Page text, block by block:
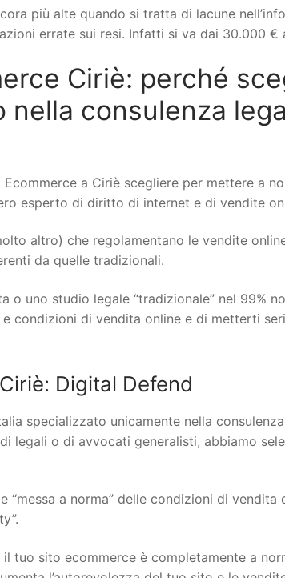
più alte quando si tratta di lacune
errate sui resi. Infatti si va dai 30.000 €
Ciriè: perché
consulenza
a Ciriè scegliere per mettere a
esperto di diritto di internet e di vendite
altro) che regolamentano le vendite
da quelle tradizionali.
o uno studio legale “tradizionale” nel 99%
condizioni di vendita online e di metterti
Digital Defend
specializzato unicamente nella
legali o di avvocati generalisti, abbiamo
“messa a norma” delle condizioni di
tuo sito ecommerce è completamente a